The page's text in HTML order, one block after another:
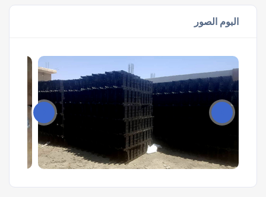
البوم الصور